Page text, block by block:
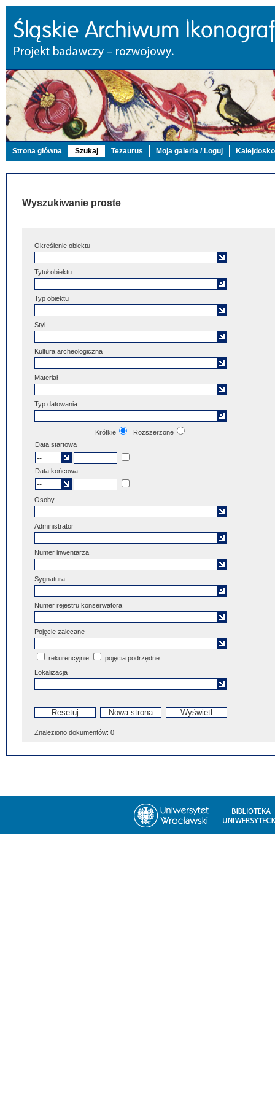
Strona główna Szukaj Tezaurus Moja galeria / Loguj
Wyszukiwanie proste
Określenie obiektu
Tytuł obiektu
Typ obiektu
Styl
Kultura archeologiczna
Materiał
Typ datowania
Krótkie
Rozszerzone
Data startowa
Data końcowa
Osoby
Administrator
Numer inwentarza
Sygnatura
Numer rejestru konserwatora
Pojęcie zalecane
rekurencyjnie
pojęcia podrzędne
Lokalizacja
Znaleziono dokumentów: 0